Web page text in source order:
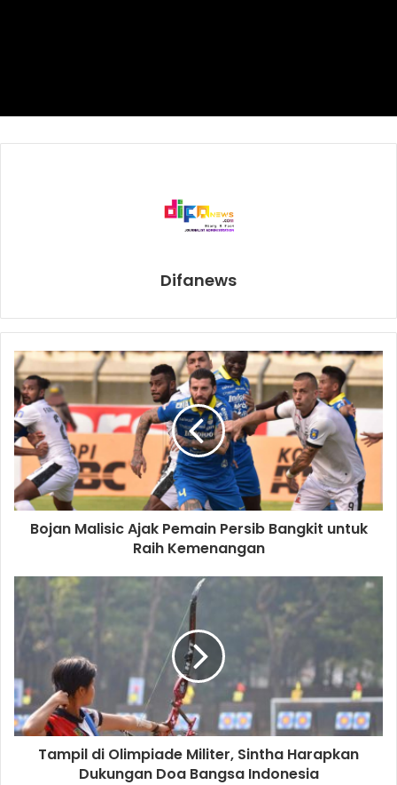
“Dengan memberikan pemahaman terhadap anak tentang
anak atas pendidikan, kreativitas budaya serta
dari insitekaltim.com.
Kota Layak Anak Masjid Ramah Anak
Difanews
Bojan Malisic Ajak Pemain Persib Bangkit untuk
Raih Kemenangan
Tampil di Olimpiade Militer, Sintha Harapkan
Dukungan Doa Bangsa Indonesia